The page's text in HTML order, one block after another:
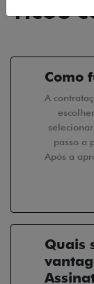
FICOU
Como
A
passo a
Após a
Quais